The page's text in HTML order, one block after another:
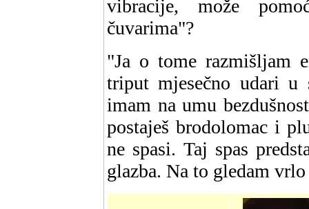
vibracije, može
čuvarima"?
"Ja o tome razmišljam
triput mjesečno udari u
imam na umu
postaješ brodolomac i
ne spasi. Taj spas
glazba. Na to gledam